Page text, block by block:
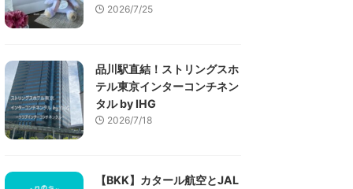
2026/7/25
品川駅直結！ストリングスホ
テル東京インターコンチネン
タル by IHG
2026/7/18
【BKK】カタール航空とJAL